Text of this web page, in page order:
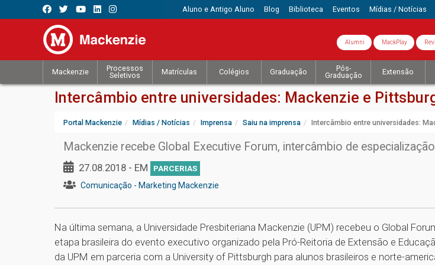
Aluno e Antigo Aluno Blog Biblioteca Eventos Mídias / Notícias
Alumni MackPlay
Mackenzie
Processos
Seletivos
Matrículas Colégios Graduação
Pós-
Graduação
Extensão
Intercâmbio entre universidades: Mackenzie e
Portal Mackenzie Mídias / Notícias Imprensa Saiu na imprensa Intercâmbio entre universidades:
Mackenzie recebe Global Executive Forum, intercâmbio de especialização
27.08.2018 - EM PARCERIAS
Comunicação - Marketing Mackenzie
Na última semana, a Universidade Presbiteriana Mackenzie (UPM) recebeu o Global
etapa brasileira do evento executivo organizado pela Pró-Reitoria de Extensão e
da UPM em parceria com a University of Pittsburgh para alunos brasileiros e norte-